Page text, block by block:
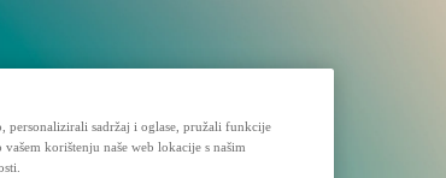
sadržaj i oglase, pružali funkcije
korištenju naše web lokacije s našim